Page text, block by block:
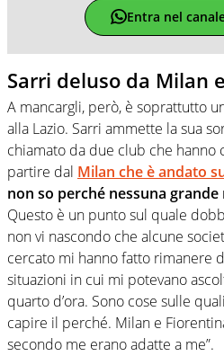
Entra nel
Sarri deluso da Milan
A mancargli, però, è soprattutto
alla Lazio. Sarri ammette la sua
chiamato da due club che hanno
partire dal Milan che è andato
non so perché nessuna
Questo è un punto sul quale
non vi nascondo che alcune
cercato mi hanno fatto rimanere
situazioni in cui mi potevano
quarto d’ora. Sono cose sulle
capire il perché. Milan e
secondo me erano adatte a me”.